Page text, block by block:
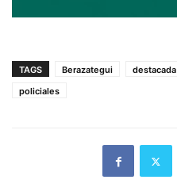
TAGS Berazategui destacada
policiales